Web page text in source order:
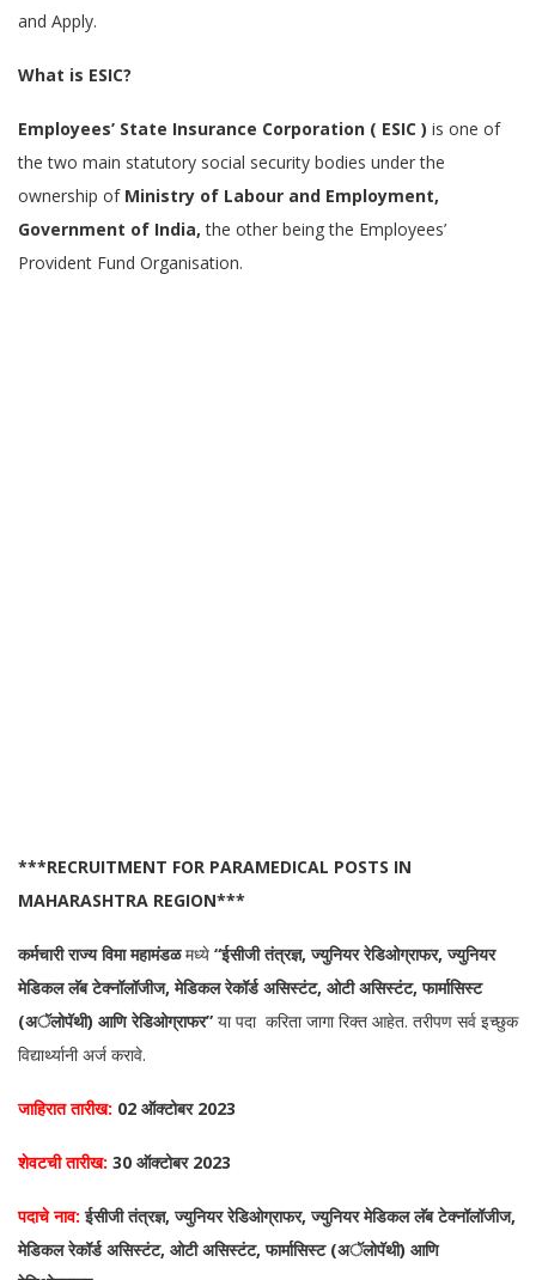
and Apply.
What is ESIC?
Employees’ State Insurance Corporation ( ESIC ) is one of
the two main statutory social security bodies under the
ownership of Ministry of Labour and Employment,
Government of India, the other being the Employees’
Provident Fund Organisation.
***RECRUITMENT FOR PARAMEDICAL POSTS IN
MAHARASHTRA REGION***
कर्मचारी राज्य विमा महामंडळमध्ये “ईसीजी तंत्रज्ञ, ज्युनियर रेडिओग्राफर, ज्युनियर
मेडिकल लॅब टेक्नॉलॉजीज, मेडिकल रेकॉर्ड असिस्टंट, ओटी असिस्टंट, फार्मासिस्ट
(अॅलोपॅथी) आणि रेडिओग्राफर” या पदा करिता जागा रिक्त आहेत. तरीपण सर्व इच्छुक
विद्यार्थ्यानी अर्ज करावे.
जाहिरात तारीख: 02 ऑक्टोबर 2023
शेवटची तारीख: 30 ऑक्टोबर 2023
पदाचे नाव: ईसीजी तंत्रज्ञ, ज्युनियर रेडिओग्राफर, ज्युनियर मेडिकल लॅब टेक्नॉलॉजीज,
मेडिकल रेकॉर्ड असिस्टंट, ओटी असिस्टंट, फार्मासिस्ट (अॅलोपॅथी) आणि